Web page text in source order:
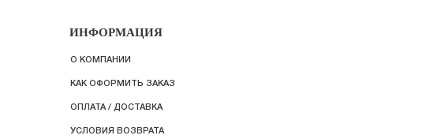
ИНФОРМАЦИЯ
О КОМПАНИИ
КАК ОФОРМИТЬ ЗАКАЗ
ОПЛАТА / ДОСТАВКА
УСЛОВИЯ ВОЗВРАТА